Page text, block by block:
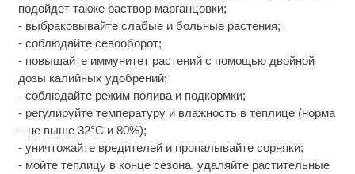
подойдет также раствор марганцовки;
- выбраковывайте слабые и больные растения;
- соблюдайте севооборот;
- повышайте иммунитет растений с помощью двойной
дозы калийных удобрений;
- соблюдайте режим полива и подкормки;
- регулируйте температуру и влажность в теплице (норма
– не выше 32°C и 80%);
- уничтожайте вредителей и пропалывайте сорняки;
- мойте теплицу в конце сезона, удаляйте растительные